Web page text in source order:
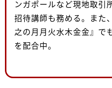
ンガポールなど現地取引
招待講師も務める。また
之の月月火水木金金』で
を配合中。